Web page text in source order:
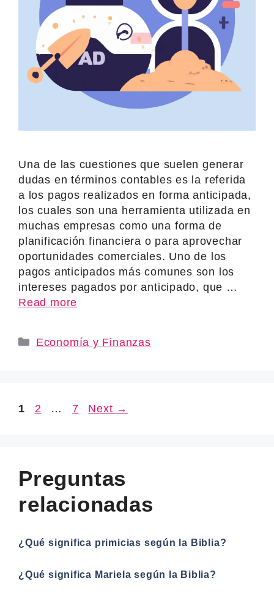
Una de las cuestiones que suelen generar
dudas en términos contables es la referida
a los pagos realizados en forma anticipada,
los cuales son una herramienta utilizada en
muchas empresas como una forma de
planificación financiera o para aprovechar
oportunidades comerciales. Uno de los
pagos anticipados más comunes son los
intereses pagados por anticipado, que …
Read more
Categories
Economía y Finanzas
Page
1 Page
2 … Page
7 Next →
Preguntas
relacionadas
¿Qué significa primicias según la Biblia?
¿Qué significa Mariela según la Biblia?